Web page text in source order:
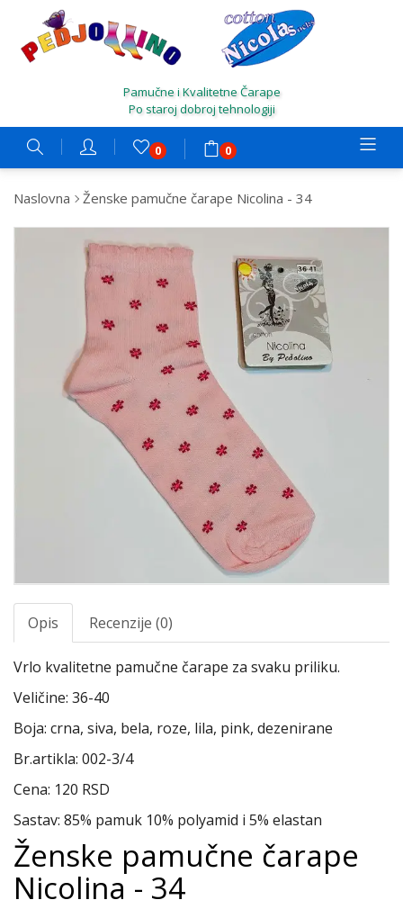
Pamučne i Kvalitetne Čarape
Po staroj dobroj tehnologiji
0 0
Naslovna Ženske pamučne čarape Nicolina - 34
Opis Recenzije (0)
Vrlo kvalitetne pamučne čarape za svaku priliku.
Veličine: 36-40
Boja: crna, siva, bela, roze, lila, pink, dezenirane
Br.artikla: 002-3/4
Cena: 120 RSD
Sastav: 85% pamuk 10% polyamid i 5% elastan
Ženske pamučne čarape
Nicolina - 34